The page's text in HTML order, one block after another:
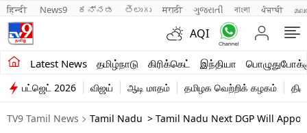
हिन्दी News9 ಕನ್ನಡ తెలుగు मराठी ગુજરાતી বাংলা ਪੰਜਾਬੀ
AQI
Latest News தமிழ்நாடு கிரிக்கெட் இந்தியா
சமீபத்திய செய்திகள்
தமிழ்நாடு
இந்தியா
பட்ஜெட் 2026 விஜய் ஆடி மாதம் தமிழக வெற்றிக் கழகம்
TV9 Tamil News Tamil Nadu > Tamil Nadu Next DGP Will